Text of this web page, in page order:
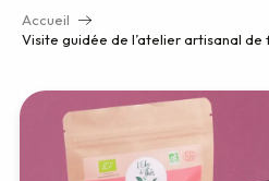
Accueil
Visite guidée de l’atelier artisanal